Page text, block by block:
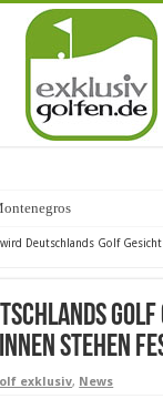
erste Gol
Deutschlands Golf
Golf
stehen
exklusiv, News